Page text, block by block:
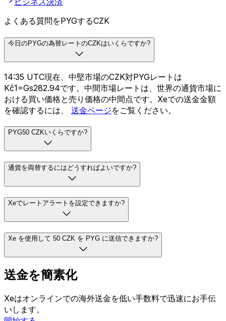
よくある質問をPYGするCZK
今日のPYGの為替レートのCZKはいくらですか?
14:35 UTC現在、中堅市場のCZK対PYGレートは
Kč1=Gs282.94です。中間市場レートは、世界の通貨市場に
おける買い価格と売り価格の中間点です。Xeでの送金金額
を確認するには、 送金ページをご覧ください。
PYG50 CZKいくらですか?
通貨を両替するにはどうすればよいですか?
Xeでレートアラートを設定できますか?
Xe を使用して 50 CZK を PYG に送信できますか?
送金を簡素化
Xeはオンラインでの海外送金を低い手数料で迅速にお手伝
いします。